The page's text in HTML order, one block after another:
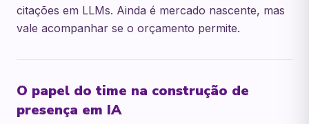
citações em LLMs. Ainda é mercado nascente, mas
vale acompanhar se o orçamento permite.
O papel do time na construção de
presença em IA